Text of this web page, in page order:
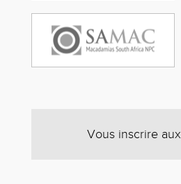
Vous inscrire aux